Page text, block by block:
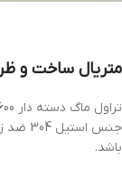
متریال ساخت و
باشد.